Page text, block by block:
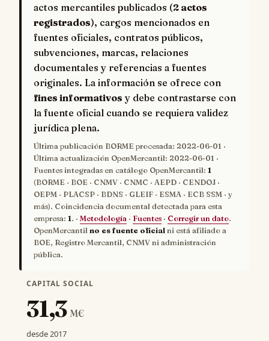
actos mercantiles publicados (2 actos
registrados), cargos mencionados en
fuentes oficiales, contratos públicos,
subvenciones, marcas, relaciones
documentales y referencias a fuentes
originales. La información se ofrece con
fines informativos y debe contrastarse con
la fuente oficial cuando se requiera validez
jurídica plena.
Última publicación BORME procesada: 2022-06-01 ·
Última actualización OpenMercantil: 2022-06-01 ·
Fuentes integradas en catálogo OpenMercantil: 1
(BORME · BOE · CNMV · CNMC · AEPD · CENDOJ ·
OEPM · PLACSP · BDNS · GLEIF · ESMA · ECB SSM · y
más). Coincidencia documental detectada para esta
empresa: 1. · Metodología · Fuentes · Corregir un dato.
OpenMercantil no es fuente oficial ni está afiliado a
BOE, Registro Mercantil, CNMV ni administración
pública.
CAPITAL SOCIAL
31,3 M€
desde 2017